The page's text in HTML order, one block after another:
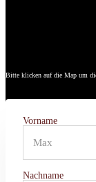
Bitte klicken auf die Map um
Vorname
Nachname